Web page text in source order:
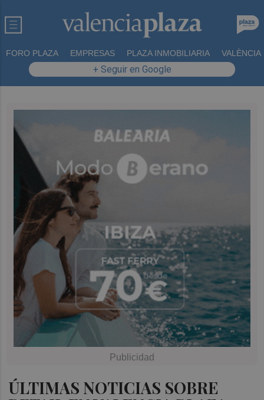
FORO PLAZA EMPRESAS PLAZA INMOBILIARIA VALÈNCIA
+ Seguir en Google
ÚLTIMAS NOTICIAS SOBRE